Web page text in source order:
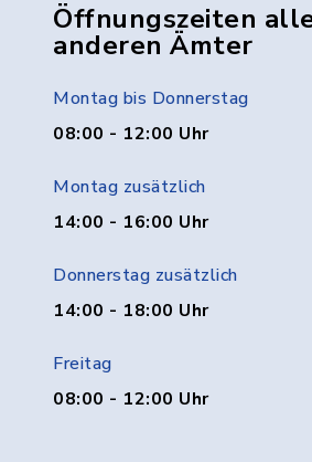
Öffnungszeiten
anderen Ämter
Montag bis Donnerstag
08:00 - 12:00 Uhr
Montag zusätzlich
14:00 - 16:00 Uhr
Donnerstag zusätzlich
14:00 - 18:00 Uhr
Freitag
08:00 - 12:00 Uhr